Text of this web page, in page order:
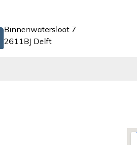
Binnenwatersloot 7
2611BJ Delft